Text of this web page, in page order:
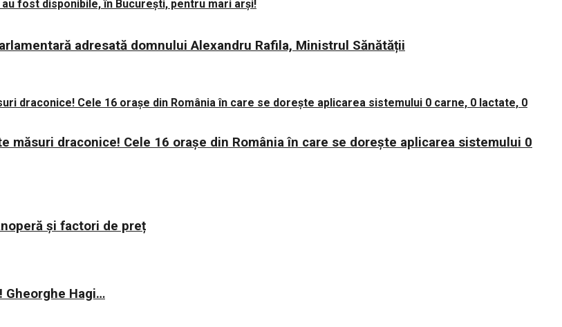
adresată domnului Alexandru Rafila, Ministrul Sănătății
măsuri draconice! Cele 16 orașe din România în care se dorește aplicarea sistemului 0
și factori de preț
Gheorghe Hagi…